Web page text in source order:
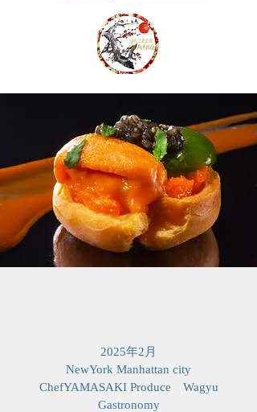
2025年2月
NewYork Manhattan city
​ChefYAMASAKI Produce Wagyu
Gastronomy